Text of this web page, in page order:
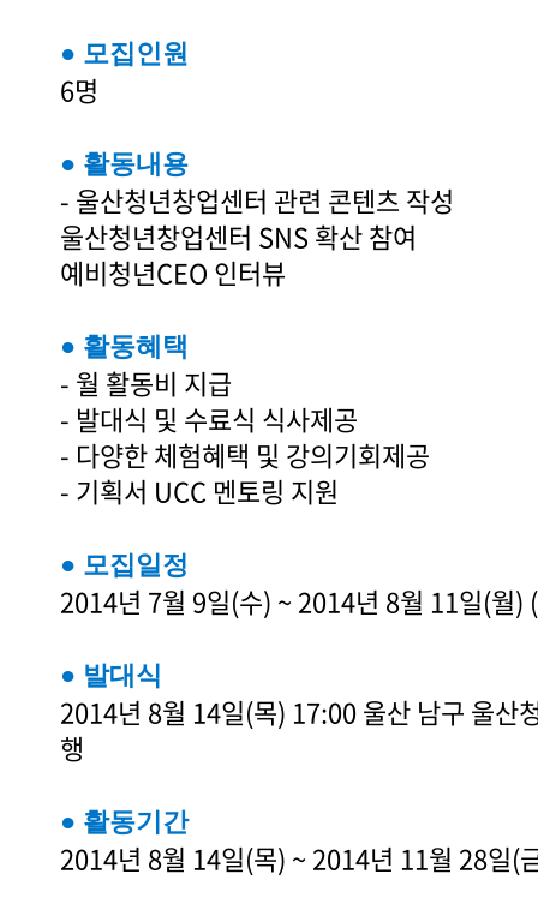
● 모집인원
6명
● 활동내용
- 울산청년창업센터 관련 콘텐츠 작성
울산청년창업센터 SNS 확산 참여
예비청년CEO 인터뷰
● 활동혜택
- 월 활동비 지급
- 발대식 및 수료식 식사제공
- 다양한 체험혜택 및 강의기회제공
- 기획서 UCC 멘토링 지원
● 모집일정
2014년 7월 9일(수) ~ 2014년 8월 11일(월)
● 발대식
2014년 8월 14일(목) 17:00 울산 남구 울산
행
● 활동기간
2014년 8월 14일(목) ~ 2014년 11월 28일(